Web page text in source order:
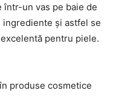
într-un vas pe baie de
ingrediente și astfel se
pentru piele.
produse cosmetice